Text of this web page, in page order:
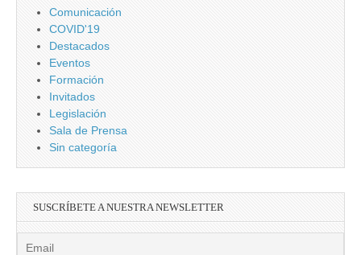
Comunicación
COVID'19
Destacados
Eventos
Formación
Invitados
Legislación
Sala de Prensa
Sin categoría
SUSCRÍBETE A NUESTRA NEWSLETTER